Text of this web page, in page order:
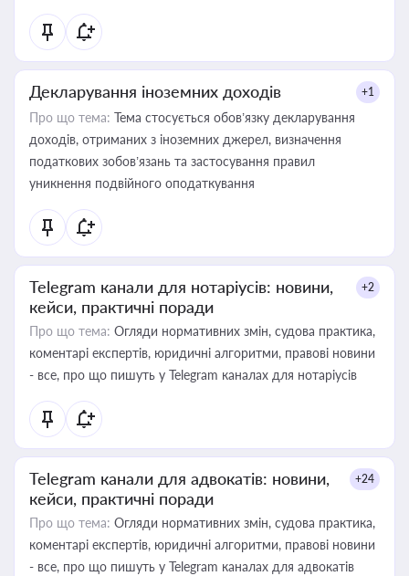
Декларування іноземних доходів +1
Про що тема: Тема стосується обов’язку декларування
доходів, отриманих з іноземних джерел, визначення
податкових зобов’язань та застосування правил
уникнення подвійного оподаткування
Telegram канали для нотаріусів: новини,
кейси, практичні поради
+2
Про що тема: Огляди нормативних змін, судова практика,
коментарі експертів, юридичні алгоритми, правові новини
- все, про що пишуть у Telegram каналах для нотаріусів
Telegram канали для адвокатів: новини,
кейси, практичні поради
+24
Про що тема: Огляди нормативних змін, судова практика,
коментарі експертів, юридичні алгоритми, правові новини
- все, про що пишуть у Telegram каналах для адвокатів